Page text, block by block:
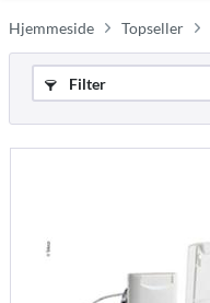
Hjemmeside Topseller
Filter